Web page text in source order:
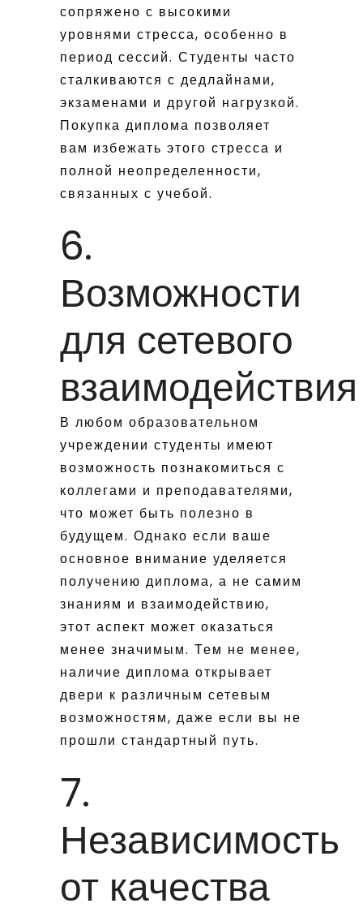
сопряжено с высокими
уровнями стресса, особенно в
период сессий. Студенты часто
сталкиваются с дедлайнами,
экзаменами и другой нагрузкой.
Покупка диплома позволяет
вам избежать этого стресса и
полной неопределенности,
связанных с учебой.
6.
Возможности
для сетевого
взаимодействия
В любом образовательном
учреждении студенты имеют
возможность познакомиться с
коллегами и преподавателями,
что может быть полезно в
будущем. Однако если ваше
основное внимание уделяется
получению диплома, а не самим
знаниям и взаимодействию,
этот аспект может оказаться
менее значимым. Тем не менее,
наличие диплома открывает
двери к различным сетевым
возможностям, даже если вы не
прошли стандартный путь.
7.
Независимость
от качества